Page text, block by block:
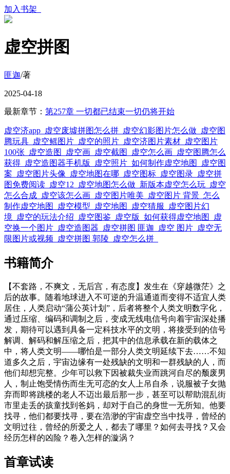
加入书架
虚空拼图
匪迦/著
2025-04-18
最新章节： 第257章 一切都已结束一切仍将开始
虚空济app 虚空废墟拼图怎么拼 虚空幻影图片怎么做 虚空图
腾玩具 虚空鳐图片 虚空的照片 虚空济图片素材 虚空图片
100张
虚空造图 虚空画 虚空截图 虚空怎么画 虚空图腾怎么
获得 虚空造图器手机版 虚空照片 如何制作虚空地图
虚空图
案
虚空图片头像 虚空地图在哪 虚空图标 虚空图录 虚空拼
图免费阅读 虚空12 虚空地图怎么做 新版本虚空怎么玩 虚空
怎么合成 虚空该怎么画 虚空图片唯美 虚空图片 背景 怎么
制作虚空地图
虚空模型 虚空地图 虚空猜服
虚空图片幻
境
虚空的玩法介绍 虚空图鉴 虚空版 如何获得虚空地图
虚
空换一个图片 虚空造图器 虚空拼图 匪迦 虚空 图片 虚空无
限图片或视频
虚空拼图 郭陵 虚空怎么拼
书籍简介
【不套路，不爽文，无后宫，有态度】发生在《穿越微茫》之
后的故事。随着地球进入不可逆的升温通道而变得不适宜人类
居住，人类启动“蒲公英计划”，后者将整个人类文明数字化，
通过压缩、编码和调制之后，变成无线电信号向着宇宙深处播
发，期待可以遇到具备一定科技水平的文明，将接受到的信号
解调、解码和解压缩之后，把其中的信息承载在新的载体之
中，将人类文明——哪怕是一部分人类文明延续下去……不知
道多久之后，宇宙边缘有一处残缺的文明和一群残缺的人，而
他们却想完整。少年可以救下因被裁失业而跳河自尽的颓废男
人，制止饱受情伤而生无可恋的女人上吊自杀，说服被子女抛
弃而即将跳楼的老人不迈出最后那一步，甚至可以帮助混乱街
市里走丢的孩童找到爸妈，却对于自己的身世一无所知。他要
找寻，他们都要找寻，要在浩渺的宇宙虚空当中找寻，曾经的
文明过往，曾经的所爱之人，都去了哪里？如何去寻找？又会
经历怎样的凶险？卷入怎样的漩涡？
首章试读